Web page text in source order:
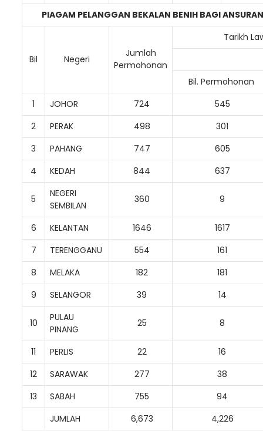
PIAGAM PELANGGAN BEKALAN BENIH BAGI
Bil Negeri
Jumlah
Permohonan
Tarikh
Bil. Permohonan
1
JOHOR 724
545
2
PERAK 498
301
3
PAHANG 747
605
4
KEDAH 844 637
5
NEGERI
SEMBILAN
360 9
6 KELANTAN 1646
1617
7
TERENGGANU 554
161
8
MELAKA 182
181
9
SELANGOR 39 14
10
PULAU
PINANG
25 8
11 PERLIS 22
16
12
SARAWAK 277
38
13
SABAH 755
94
JUMLAH
6,673 4,226